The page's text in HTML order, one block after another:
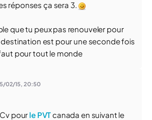
réponses ça sera 3.
que tu peux pas renouveler pour
destination est pour une seconde fois
pour tout le monde
02/15, 20:50
pour le PVTcanada en suivant le